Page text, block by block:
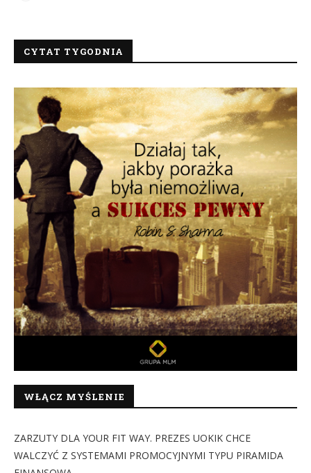
CYTAT TYGODNIA
WŁĄCZ MYŚLENIE
ZARZUTY DLA YOUR FIT WAY. PREZES UOKIK CHCE
WALCZYĆ Z SYSTEMAMI PROMOCYJNYMI TYPU PIRAMIDA